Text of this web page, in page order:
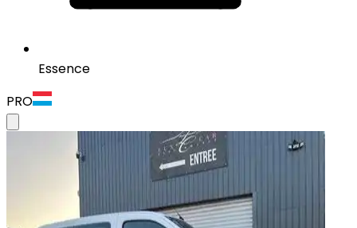
Essence
PRO